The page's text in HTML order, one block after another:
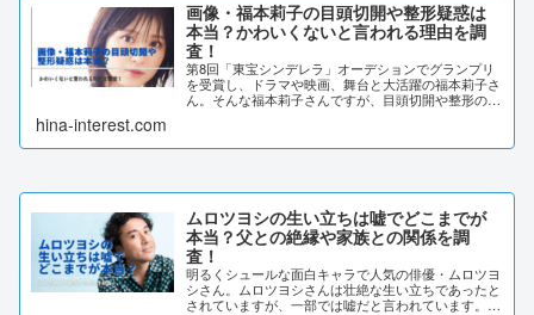
画像・福本莉子の目頭切開や整形疑惑は
本当？かわいくないと言われる理由を調
査！
第8回「東宝シンデレラ」オーデションでグランプリ
を受賞し、ドラマや映画、舞台と大活躍の福本莉子さ
ん。そんな福本莉子さんですが、目頭切開や整形の疑
い...
hina-interest.com
ムロツヨシの生い立ちは嘘でどこまでが
本当？父との絶縁や家族との関係を調
査！
明るくシュールな面白キャラで人気の俳優・ムロツヨ
シさん。ムロツヨシさんは壮絶な生い立ちであったと
されていますが、一部では嘘だと言われています。そ